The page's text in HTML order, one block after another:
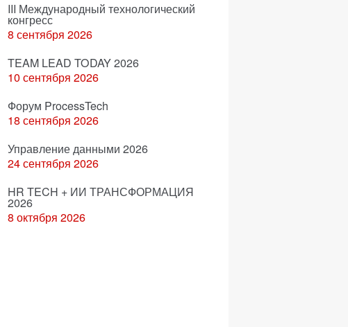
III Международный технологический
конгресс
8 сентября 2026
TEAM LEAD TODAY 2026
10 сентября 2026
Форум ProcessTech
18 сентября 2026
Управление данными 2026
24 сентября 2026
HR TECH + ИИ ТРАНСФОРМАЦИЯ
2026
8 октября 2026